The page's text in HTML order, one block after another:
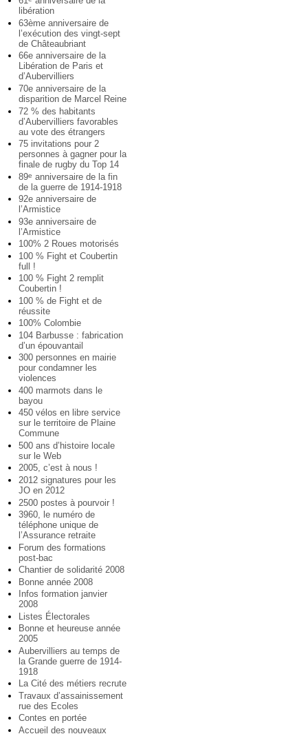
libération
63ème anniversaire de
l’exécution des vingt-sept
de Châteaubriant
66e anniversaire de la
Libération de Paris et
d’Aubervilliers
70e anniversaire de la
disparition de Marcel Reine
72 % des habitants
d’Aubervilliers favorables
au vote des étrangers
75 invitations pour 2
personnes à gagner pour la
finale de rugby du Top 14
89e anniversaire de la fin
de la guerre de 1914-1918
92e anniversaire de
l’Armistice
93e anniversaire de
l’Armistice
100% 2 Roues motorisés
100 % Fight et Coubertin
full !
100 % Fight 2 remplit
Coubertin !
100 % de Fight et de
réussite
100% Colombie
104 Barbusse : fabrication
d’un épouvantail
300 personnes en mairie
pour condamner les
violences
400 marmots dans le
bayou
450 vélos en libre service
sur le territoire de Plaine
Commune
500 ans d’histoire locale
sur le Web
2005, c’est à nous !
2012 signatures pour les
JO en 2012
2500 postes à pourvoir !
3960, le numéro de
téléphone unique de
l’Assurance retraite
Forum des formations
post-bac
Chantier de solidarité 2008
Bonne année 2008
Infos formation janvier
2008
Listes Électorales
Bonne et heureuse année
2005
Aubervilliers au temps de
la Grande guerre de 1914-
1918
La Cité des métiers recrute
Travaux d’assainissement
rue des Ecoles
Contes en portée
Accueil des nouveaux